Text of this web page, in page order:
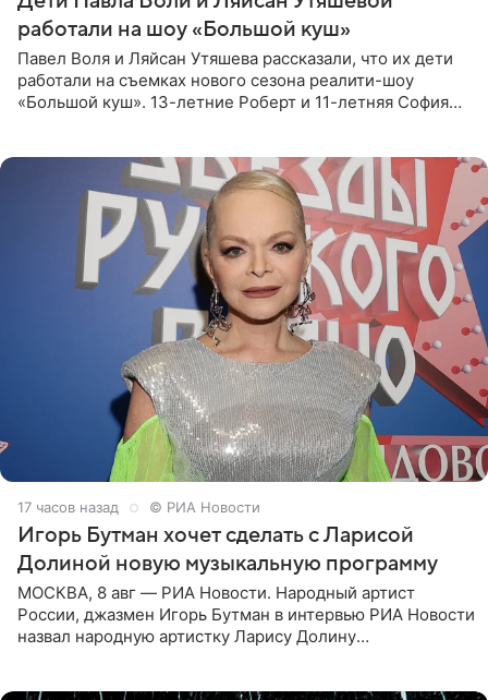
работали на шоу «Большой куш»
Павел Воля и Ляйсан Утяшева рассказали, что их дети
работали на съемках нового сезона реалити-шоу
«Большой куш». 13-летние Роберт и 11-летняя София
17 часов назад © РИА Новости
Игорь Бутман хочет сделать с Ларисой
Долиной новую музыкальную программу
МОСКВА, 8 авг — РИА Новости. Народный артист
России, джазмен Игорь Бутман в интервью РИА Новости
назвал народную артистку Ларису Долину